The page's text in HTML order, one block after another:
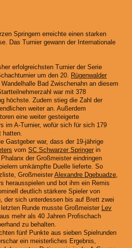
Springern erreichte einen starken
Das Turnier gewann der Internationale
erfolgreichsten Turnier der Serie
um den 20. Rügenwalder
Bad Zwischenahn an diesem
war mit 378
höchste. Zudem stieg die Zahl der
weiter an. Außerdem
eine weiter gesteigerte
im A-Turnier, wofür sich für sich 179
hatten.
Gastgeber war, dass der 19-jährige
vom SC Schwarzer Springer in
der Großmeister eindringen
umkämpfte Duelle lieferte. So
Großmeister Alexandre Dgebuadze,
herausspielen und bot ihm ein Remis
deutlich stärkere Spieler von
der sich unterdessen bis auf Brett zwei
Runde musste Großmeister Lev
mehr als 40 Jahren Profischach
zu behalten.
fünf Punkte aus sieben Spielrunden
ein meisterliches Ergebnis,